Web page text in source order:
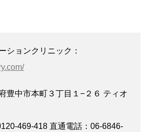
ションクリニック：
中市本町３丁目１−２６ ティオ
469-418 直通電話：06-6846-